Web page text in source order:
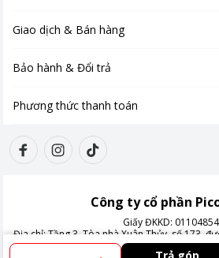
Trả góp
Giao dịch & Bán hàng
Bảo hành & Đổi trả
Phương thức thanh toán
Công ty cổ phần
Giấy ĐKKD:
Địa chỉ:Tầng 3, Tòa nhà Xuân Thủy, số 173,
Giấy, Thành phố Hà Nội,